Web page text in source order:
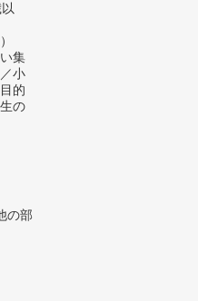
集
小
的
の
の部